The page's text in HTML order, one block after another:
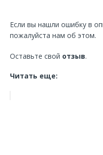
Если вы нашли ошибку в
пожалуйста нам об этом.
Оставьте свой отзыв.
Читать еще: